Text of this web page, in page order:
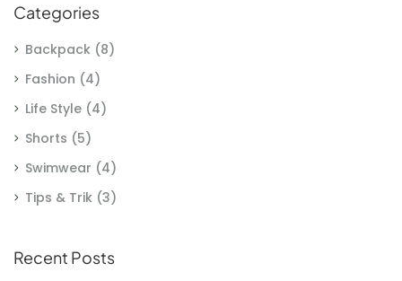
Categories
Backpack (8)
Fashion (4)
Life Style (4)
Shorts (5)
Swimwear (4)
Tips & Trik (3)
Recent Posts